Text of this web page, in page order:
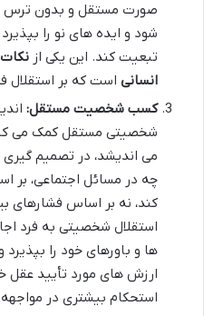
صورت مستقل و بدون ترس
شود و ایده های نو را
تبعیت کند. این یکی از
انسانی است که بر استقلال
کسب شخصیت مستقل:
شخصیتی مستقل کمک می
می اندیشد، در تصمیم
چه در مسائل اجتماعی، بر
کند، نه بر اساس فشارهای
استقلال شخصیتی به فرد
ها و باورهای خود را
ارزش های مورد تأیید عقل
استحکام بیشتری در مواجهه